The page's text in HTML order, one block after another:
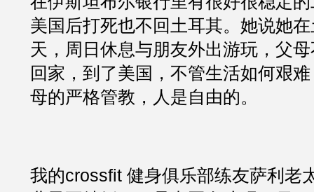
美国后打死也不回土耳其。她说她
天，周日休息与朋友外出游玩，父
回家，到了美国，不管生活如何艰
母的严格管教，人是自由的。
我的crossfit 健身俱乐部练友萨利老